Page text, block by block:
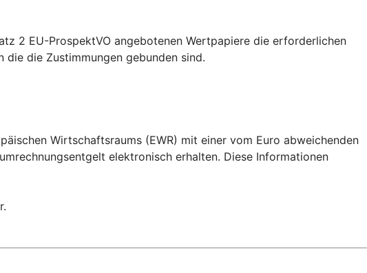
2 EU-ProspektVO angebotenen Wertpapiere die erforderlichen
die Zustimmungen gebunden sind.
Wirtschaftsraums (EWR) mit einer vom Euro abweichenden
elektronisch erhalten. Diese Informationen